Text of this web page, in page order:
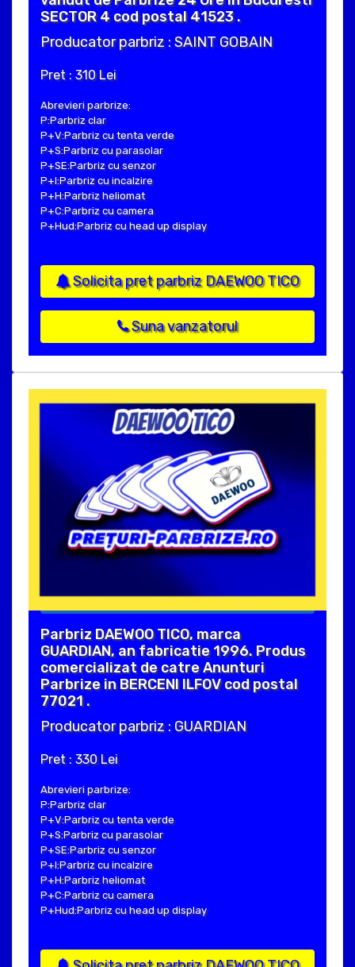
SECTOR 4 cod postal 41523 .
Producator parbriz : SAINT GOBAIN
Pret : 310 Lei
Abrevieri parbrize:
P:Parbriz clar
P+V:Parbriz cu tenta verde
P+S:Parbriz cu parasolar
P+SE:Parbriz cu senzor
P+I:Parbriz cu incalzire
P+H:Parbriz heliomat
P+C:Parbriz cu camera
P+Hud:Parbriz cu head up display
Solicita pret parbriz DAEWOO TICO
Suna vanzatorul
Parbriz DAEWOO TICO, marca
GUARDIAN, an fabricatie 1996. Produs
comercializat de catre Anunturi
Parbrize in BERCENI ILFOV cod postal
77021 .
Producator parbriz : GUARDIAN
Pret : 330 Lei
Abrevieri parbrize:
P:Parbriz clar
P+V:Parbriz cu tenta verde
P+S:Parbriz cu parasolar
P+SE:Parbriz cu senzor
P+I:Parbriz cu incalzire
P+H:Parbriz heliomat
P+C:Parbriz cu camera
P+Hud:Parbriz cu head up display